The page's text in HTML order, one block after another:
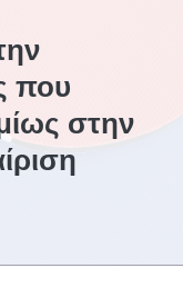
που
στην